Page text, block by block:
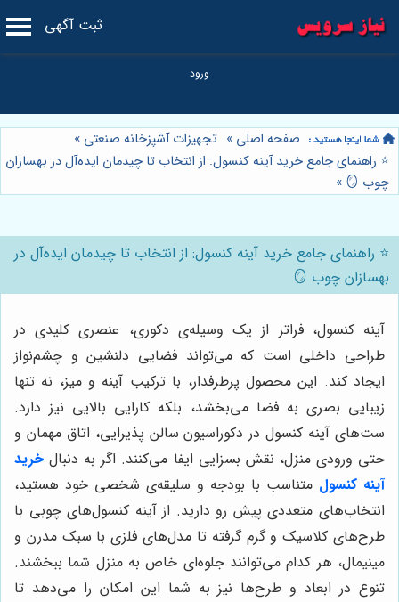
ثبت آگهی
صفحه اصلی » تجهیزات آشپزخانه صنعتی »
⭐️ راهنمای جامع خرید آینه کنسول: از انتخاب تا چیدمان ایده‌آل در بهسازان
چوب 🪞
»
⭐️ راهنمای جامع خرید آینه کنسول: از انتخاب تا چیدمان ایده‌آل در
بهسازان چوب 🪞
آینه کنسول، فراتر از یک وسیله‌ی دکوری، عنصری کلیدی در
طراحی داخلی است که می‌تواند فضایی دلنشین و چشم‌نواز
ایجاد کند. این محصول پرطرفدار، با ترکیب آینه و میز، نه تنها
زیبایی بصری به فضا می‌بخشد، بلکه کارایی بالایی نیز دارد.
ست‌های آینه کنسول در دکوراسیون سالن پذیرایی، اتاق مهمان و
حتی ورودی منزل، نقش بسزایی ایفا می‌کنند. اگر به دنبال خرید
آینه کنسول متناسب با بودجه و سلیقه‌ی شخصی خود هستید،
انتخاب‌های متعددی پیش رو دارید. از آینه کنسول‌های چوبی با
طرح‌های کلاسیک و گرم گرفته تا مدل‌های فلزی با سبک مدرن و
مینیمال، هر کدام می‌توانند جلوه‌ای خاص به منزل شما ببخشند.
تنوع در ابعاد و طرح‌ها نیز به شما این امکان را می‌دهد تا